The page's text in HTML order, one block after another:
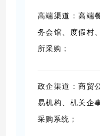
高端渠道：高端
务会馆、度假村
所采购；
政企渠道：商贸
易机构、机关企
采购系统；